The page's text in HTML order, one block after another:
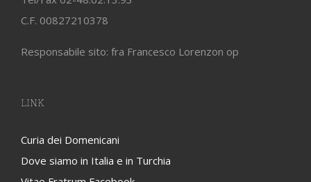
Tel/Fax 02-48.02.13.93
C.F. 00827210378
Responsabile sito: fra Francesco Lorenzon op
Curia dei Domenicani
Dove siamo in Italia e in Turchia